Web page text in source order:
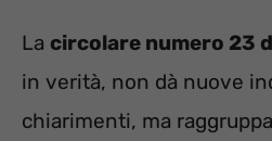
La circolare numero 23
in verità, non dà nuove
chiarimenti, ma